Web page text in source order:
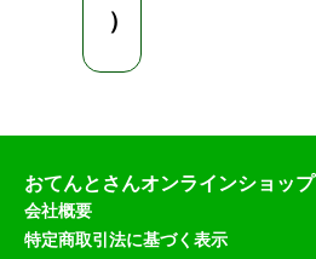
）
おてんとさんオンラインショップ
会社概要
特定商取引法に基づく表示